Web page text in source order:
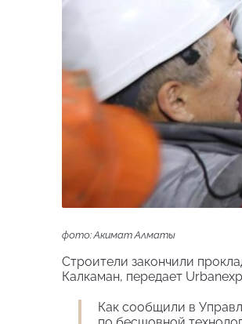
фото: Акимат Алматы
Строители закончили
Калкаман, передает
Как сообщили в